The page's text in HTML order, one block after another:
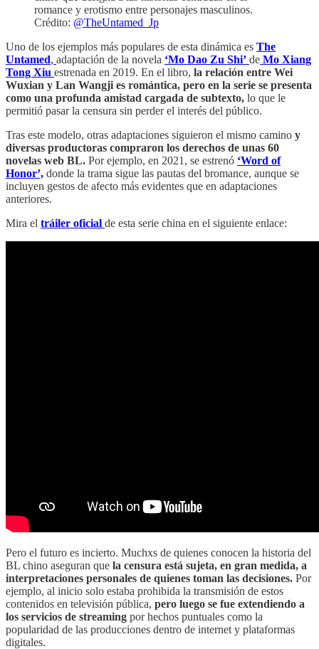
romance y erotismo entre personajes masculinos.
Crédito: @TheUntamed_Jp
Uno de los ejemplos más populares de esta dinámica es The
Untamed, adaptación de la novela ‘Mo Dao Zu Shi’ de Mo Xiang
Tong Xiu estrenada en 2019. En el libro, la relación entre Wei
Wuxian y Lan Wangji es romántica, pero en la serie se presenta
como una profunda amistad cargada de subtexto, lo que le
permitió pasar la censura sin perder el interés del público.
Tras este modelo, otras adaptaciones siguieron el mismo camino y
diversas productoras compraron los derechos de unas 60
novelas web BL. Por ejemplo, en 2021, se estrenó ‘Word of
Honor’, donde la trama sigue las pautas del bromance, aunque se
incluyen gestos de afecto más evidentes que en adaptaciones
anteriores.
Mira el tráiler oficial de esta serie china en el siguiente enlace:
Pero el futuro es incierto. Muchxs de quienes conocen la historia del
BL chino aseguran que la censura está sujeta, en gran medida, a
interpretaciones personales de quienes toman las decisiones. Por
ejemplo, al inicio solo estaba prohibida la transmisión de estos
contenidos en televisión pública, pero luego se fue extendiendo a
los servicios de streaming por hechos puntuales como la
popularidad de las producciones dentro de internet y plataformas
digitales.